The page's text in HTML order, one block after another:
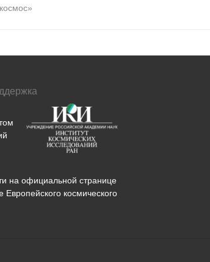
на официальной странице
Европейского космического